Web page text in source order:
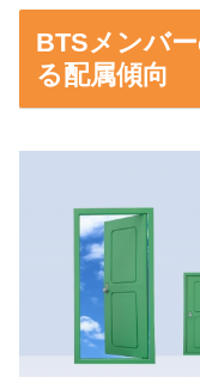
BTSメンバ
る配属傾向